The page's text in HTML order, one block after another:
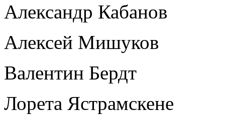
Александр Кабанов
Алексей Мишуков
Валентин Бердт
Лорета Ястрамскене